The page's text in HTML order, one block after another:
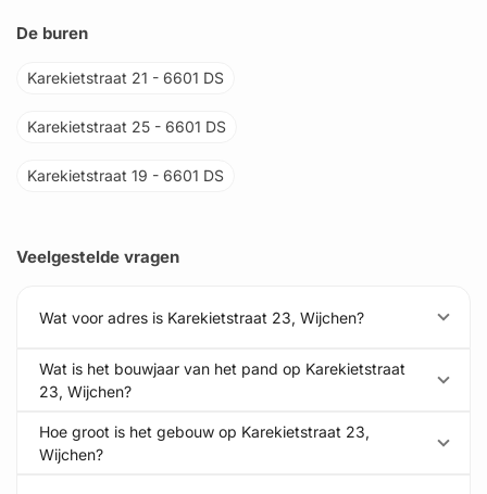
De buren
Karekietstraat 21 - 6601 DS
Karekietstraat 25 - 6601 DS
Karekietstraat 19 - 6601 DS
Veelgestelde vragen
Wat voor adres is Karekietstraat 23, Wijchen?
Wat is het bouwjaar van het pand op Karekietstraat
23, Wijchen?
Hoe groot is het gebouw op Karekietstraat 23,
Wijchen?